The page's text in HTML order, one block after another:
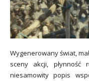
Wygenerowany świat,
sceny akcji,
niesamowity popis